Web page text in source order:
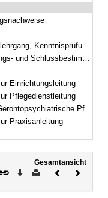
Kenntnisprüfung (§§ 87–88)
(§§ 89–91)
Einrichtungsleitung
Pflegedienstleitung
Pflege und Betreuung
Praxisanleitung
Gesamtansicht
Download
DruckenVorheriges